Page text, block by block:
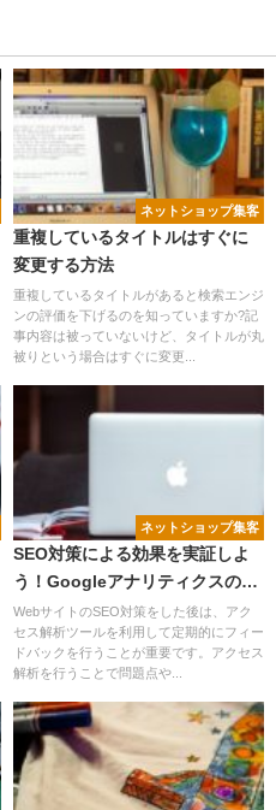
ネットショップ集客
重複しているタイトルはすぐに
変更する方法
重複しているタイトルがあると検索エンジ
ンの評価を下げるのを知っていますか?記
事内容は被っていないけど、タイトルが丸
被りという場合はすぐに変更...
ネットショップ集客
SEO対策による効果を実証しよ
う！Googleアナリティクスのメ
リットについて。
WebサイトのSEO対策をした後は、アク
セス解析ツールを利用して定期的にフィー
ドバックを行うことが重要です。アクセス
解析を行うことで問題点や...